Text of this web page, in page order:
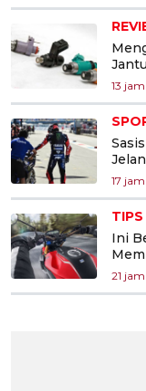
13 jam
17 jam
TIPS
Ini
21 jam